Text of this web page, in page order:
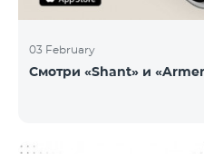
03 February
Смотри «Shant» и